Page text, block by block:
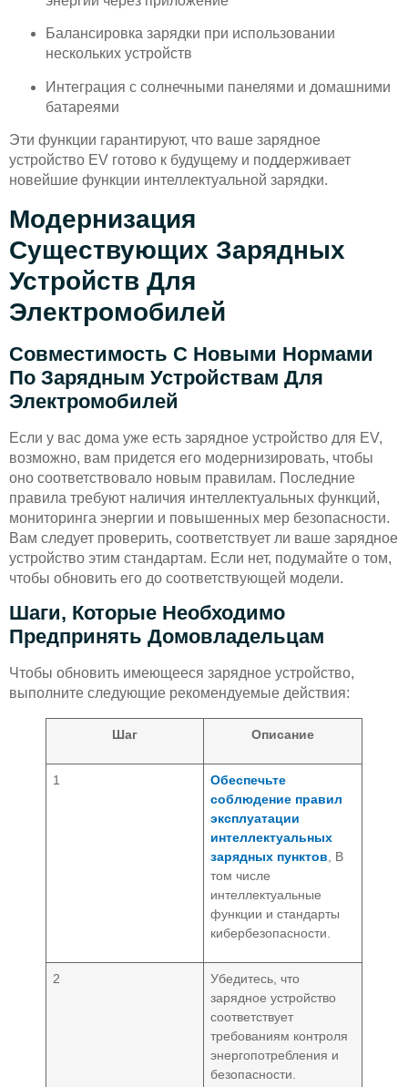
Балансировка зарядки при использовании
нескольких устройств
Интеграция с солнечными панелями и домашними
батареями
Эти функции гарантируют, что ваше зарядное
устройство EV готово к будущему и поддерживает
новейшие функции интеллектуальной зарядки.
Модернизация
Существующих Зарядных
Устройств Для
Электромобилей
Совместимость С Новыми Нормами
По Зарядным Устройствам Для
Электромобилей
Если у вас дома уже есть зарядное устройство для EV,
возможно, вам придется его модернизировать, чтобы
оно соответствовало новым правилам. Последние
правила требуют наличия интеллектуальных функций,
мониторинга энергии и повышенных мер безопасности.
Вам следует проверить, соответствует ли ваше зарядное
устройство этим стандартам. Если нет, подумайте о том,
чтобы обновить его до соответствующей модели.
Шаги, Которые Необходимо
Предпринять Домовладельцам
Чтобы обновить имеющееся зарядное устройство,
выполните следующие рекомендуемые действия:
Шаг Описание
1
Обеспечьте
соблюдение правил
эксплуатации
интеллектуальных
зарядных пунктов , В
том числе
интеллектуальные
функции и стандарты
кибербезопасности.
2
Убедитесь, что
зарядное устройство
соответствует
требованиям контроля
энергопотребления и
безопасности.